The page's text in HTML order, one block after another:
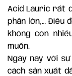
Acid Lauric rất
phần lớn,… Điều
không còn
muốn.
Ngày nay với
cách sản xuất